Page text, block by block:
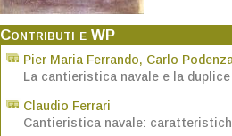
Contributi e WP
Pier Maria Ferrando, Carlo
La cantieristica navale e la
Claudio Ferrari
Cantieristica navale: